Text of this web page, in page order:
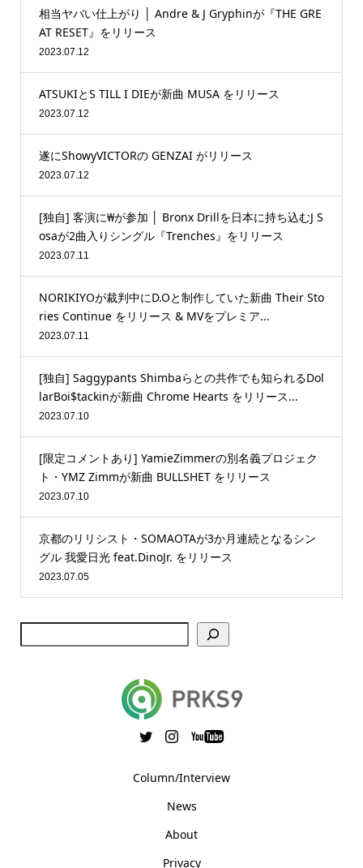
相当ヤバい仕上がり │ Andre & J Gryphinが『THE GRE
AT RESET』をリリース
2023.07.12
ATSUKIとS TILL I DIEが新曲 MUSA をリリース
2023.07.12
遂にShowyVICTORの GENZAI がリリース
2023.07.12
[独自] 客演に₩が参加 │ Bronx Drillを日本に持ち込むJ S
osaが2曲入りシングル『Trenches』をリリース
2023.07.11
NORIKIYOが裁判中にD.Oと制作していた新曲 Their Sto
ries Continue をリリース & MVをプレミア...
2023.07.11
[独自] Saggypants Shimbaらとの共作でも知られるDol
larBoi$tackinが新曲 Chrome Hearts をリリース...
2023.07.10
[限定コメントあり] YamieZimmerの別名義プロジェク
ト・YMZ Zimmが新曲 BULLSHET をリリース
2023.07.10
京都のリリシスト・SOMAOTAが3か月連続となるシン
グル 我愛日光 feat.DinoJr. をリリース
2023.07.05
Column/Interview
News
About
Privacy